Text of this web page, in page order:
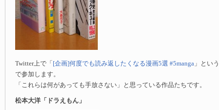
Twitter上で「 [企画]何度でも読み返したくなる漫画5選 #5manga 」とい
で参加します。
「これらは何があっても手放さない」と思っている作品たちです。
松本大洋「ドラえもん」